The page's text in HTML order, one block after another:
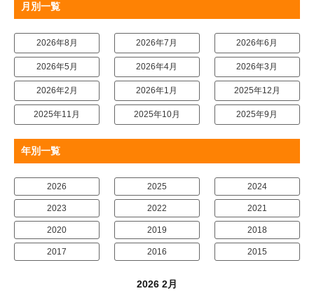
月別一覧
2026年8月 2026年7月 2026年6月
2026年5月 2026年4月 2026年3月
2026年2月 2026年1月 2025年12月
2025年11月 2025年10月 2025年9月
年別一覧
2026 2025 2024
2023 2022 2021
2020 2019 2018
2017 2016 2015
2026 2月